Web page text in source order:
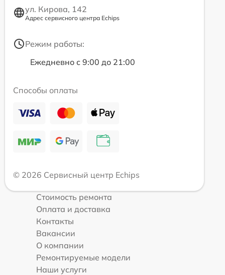
ул. Кирова, 142
Адрес сервисного центра Echips
Режим работы:
Ежедневно с 9:00 до 21:00
Способы оплаты
© 2026 Сервисный центр Echips
Стоимость ремонта
Оплата и доставка
Контакты
Вакансии
О компании
Ремонтируемые модели
Наши услуги